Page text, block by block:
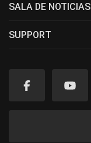
SALA DE NOTICIAS
SUPPORT